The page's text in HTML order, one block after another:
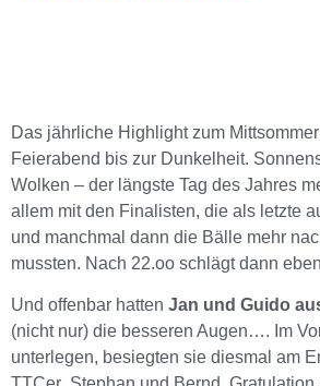
Das jährliche Highlight zum
Feierabend bis zur Dunkelheit.
Wolken – der längste Tag des Jahres
allem mit den Finalisten, die als letzte
und manchmal dann die Bälle mehr
mussten. Nach 22.oo schlägt dann
Und offenbar hatten Jan und Guido
(nicht nur) die besseren Augen…. Im
unterlegen, besiegten sie diesmal am